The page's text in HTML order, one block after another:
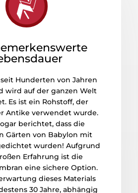
Hunderten von Jahren
wird auf der ganzen Welt
Es ist ein Rohstoff, der
Antike verwendet wurde.
berichtet, dass die
Gärten von Babylon mit
wurden! Aufgrund
Erfahrung ist die
eine sichere Option.
dieses Materials
30 Jahre, abhängig